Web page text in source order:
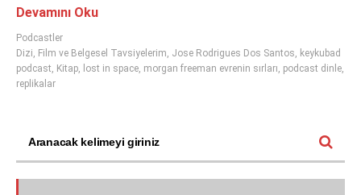
Devamını Oku
Podcastler
Dizi, Film ve Belgesel Tavsiyelerim, Jose Rodrigues Dos Santos, keykubad
podcast, Kitap, lost in space, morgan freeman evrenin sırları, podcast dinle,
replikalar